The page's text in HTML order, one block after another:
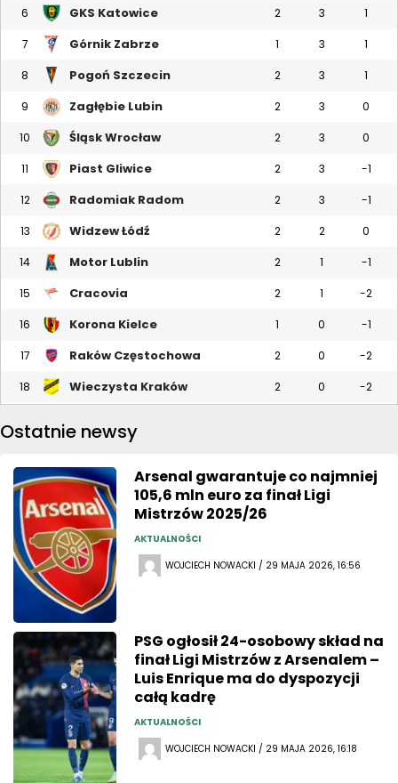
6 GKS Katowice 2 3 1
7 Górnik Zabrze 1 3 1
8 Pogoń Szczecin 2 3 1
9 Zagłębie Lubin 2 3 0
10 Śląsk Wrocław 2 3 0
11 Piast Gliwice 2 3 -1
12 Radomiak Radom 2 3 -1
13 Widzew Łódź 2 2 0
14 Motor Lublin 2 1 -1
15 Cracovia 2 1 -2
16 Korona Kielce 1 0 -1
17 Raków Częstochowa 2 0 -2
18 Wieczysta Kraków 2 0 -2
Ostatnie newsy
Arsenal gwarantuje co najmniej
105,6 mln euro za finał Ligi
Mistrzów 2025/26
AKTUALNOŚCI
WOJCIECH NOWACKI / 29 MAJA 2026, 16:56
PSG ogłosił 24-osobowy skład na
finał Ligi Mistrzów z Arsenalem –
Luis Enrique ma do dyspozycji
całą kadrę
AKTUALNOŚCI
WOJCIECH NOWACKI / 29 MAJA 2026, 16:18